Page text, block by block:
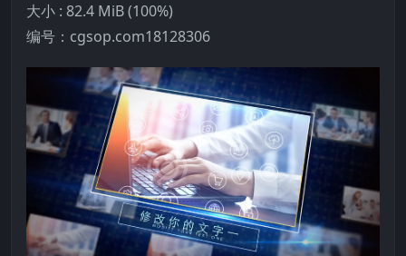
大小 : 82.4 MiB (100%)
编号：cgsop.com18128306